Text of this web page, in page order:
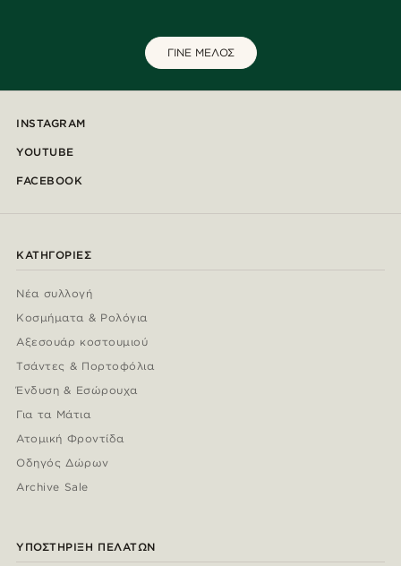
ΓΙΝΕ ΜΕΛΟΣ
INSTAGRAM
YOUTUBE
FACEBOOK
ΚΑΤΗΓΟΡΊΕΣ
Νέα συλλογή
Κοσμήματα & Ρολόγια
Αξεσουάρ κοστουμιού
Τσάντες & Πορτοφόλια
Ένδυση & Εσώρουχα
Για τα Μάτια
Ατομική Φροντίδα
Οδηγός Δώρων
Archive Sale
ΥΠΟΣΤΉΡΙΞΗ ΠΕΛΑΤΏΝ